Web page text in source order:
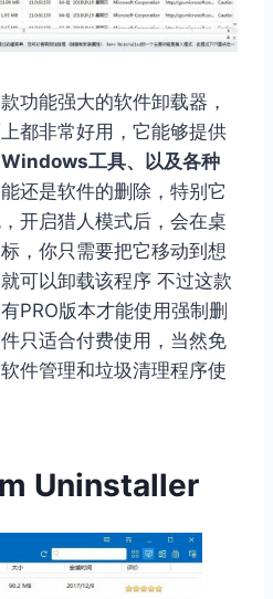
功能强大的软件卸载器，
都非常好用，它能够提供
工具、以及各种
还是软件的删除，特别它
开启猎人模式后，会在桌
，你只需要把它移动到想
可以卸载该程序 不过这款
PRO版本才能使用强制删
只适合付费使用，当然免
件管理和垃圾清理程序使
Uninstaller